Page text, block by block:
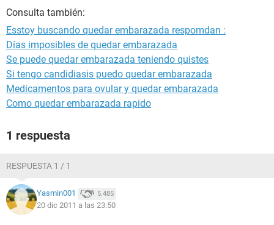
Consulta también:
Esstoy buscando quedar embarazada respomdan :
Días imposibles de quedar embarazada
Se puede quedar embarazada teniendo quistes
Si tengo candidiasis puedo quedar embarazada
Medicamentos para ovular y quedar embarazada
Como quedar embarazada rapido
1 respuesta
RESPUESTA 1 / 1
Yasmin001 5.485
20 dic 2011 a las 23:50